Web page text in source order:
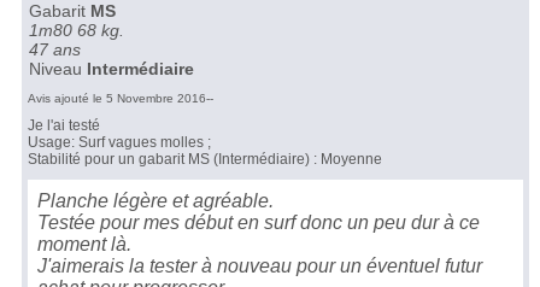
Gabarit MS
1m80 68 kg.
47 ans
Niveau Intermédiaire
Avis ajouté le 5 Novembre 2016--
Je l'ai testé
Usage: Surf vagues molles ;
Stabilité pour un gabarit MS (Intermédiaire) : Moyenne
Planche légère et agréable.
Testée pour mes début en surf donc un peu dur à ce
moment là.
J'aimerais la tester à nouveau pour un éventuel futur